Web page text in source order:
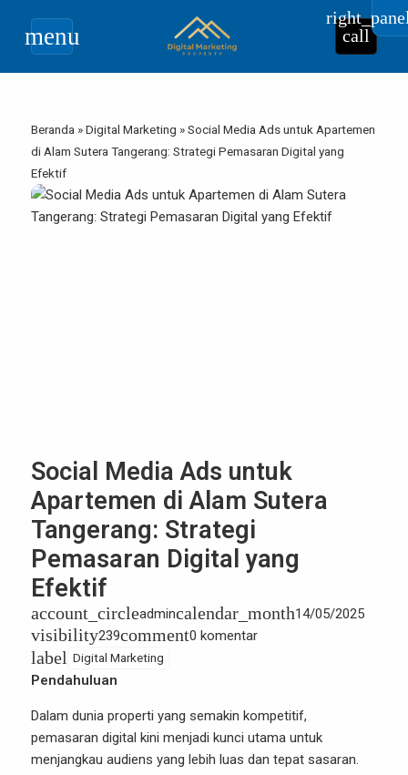
menu call
Beranda »Digital Marketing »Social Media Ads untuk Apartemen
di Alam Sutera Tangerang: Strategi Pemasaran Digital yang
Efektif
Social Media Ads untuk
Apartemen di Alam Sutera
Tangerang: Strategi
Pemasaran Digital yang
Efektif
account_circleadmincalendar_month14/05/2025
visibility239comment0 komentar
label Digital Marketing
Pendahuluan
Dalam dunia properti yang semakin kompetitif,
pemasaran digital kini menjadi kunci utama untuk
menjangkau audiens yang lebih luas dan tepat sasaran.